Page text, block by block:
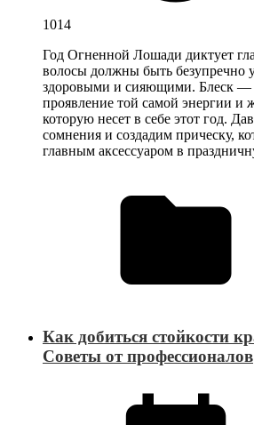
1014
Год Огненной Лошади диктует
волосы должны быть безупречно
здоровыми и сияющими. Блеск —
проявление той самой энергии и
которую несет в себе этот год.
сомнения и создадим прическу,
главным аксессуаром в
Как добиться стойкости
Советы от профессионалов